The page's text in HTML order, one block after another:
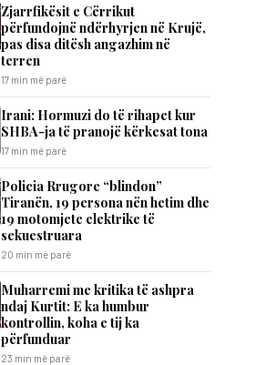
Zjarrfikësit e Cërrikut
përfundojnë ndërhyrjen në Krujë,
pas disa ditësh angazhim në
terren
17 min më parë
Irani: Hormuzi do të rihapet kur
SHBA-ja të pranojë kërkesat tona
17 min më parë
Policia Rrugore “blindon”
Tiranën, 19 persona nën hetim dhe
19 motomjete elektrike të
sekuestruara
20 min më parë
Muharremi me kritika të ashpra
ndaj Kurtit: E ka humbur
kontrollin, koha e tij ka
përfunduar
23 min më parë